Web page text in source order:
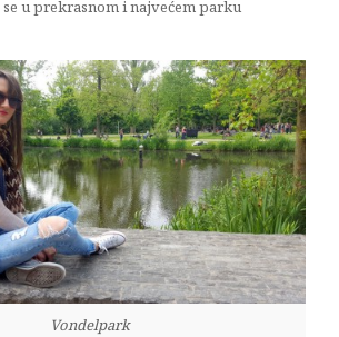
u prekrasnom i najvećem parku
Vondelpark